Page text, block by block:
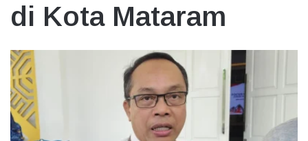
di Kota Mataram